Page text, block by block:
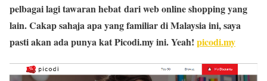
pelbagai lagi tawaran hebat dari web online shopping yang
lain. Cakap sahaja apa yang familiar di Malaysia ini, saya
pasti akan ada punya kat Picodi.my ini. Yeah! picodi.my